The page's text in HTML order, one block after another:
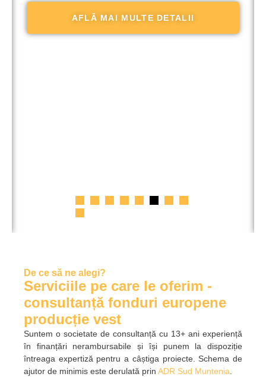
De ce să ne alegi?
Serviciile pe care le oferim -
consultanță fonduri europene
producție vest
Suntem o societate de consultanță cu 13+ ani experiență
în finanțări nerambursabile și își punem la dispoziție
întreaga expertiză pentru a câștiga proiecte. Schema de
ajutor de minimis este derulată prin ADR Sud Muntenia.